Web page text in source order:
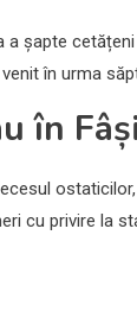
șapte
în urma
în
cu privire la